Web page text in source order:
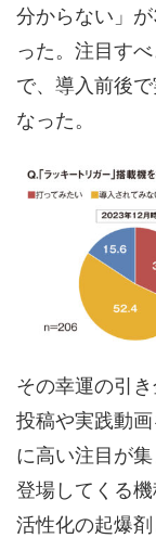
分からない」
った。注目す
で、導入前後
なった。
その幸運の引
投稿や実践動
に高い注目が
登場してくる
活性化の起爆剤